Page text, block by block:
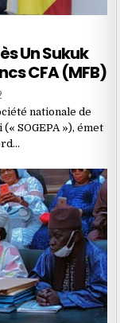
Un Sukuk
CFA (MFB)
nationale de
SOGEPA »), émet